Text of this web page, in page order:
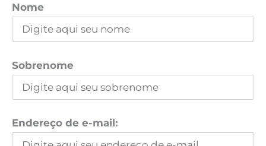
Nome
Sobrenome
Endereço de e-mail: